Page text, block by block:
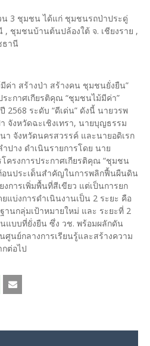
น 3 ชุมชน ได้แก่ ชุมชนรถป่าประดู่
, ชุมชนบ้านต้นปล้องใต้ จ. เชียงราย ,
ธานี
ค่า สร้างป่า สร้างคน ชุมชนยั่งยืน”
ะกาศเกียรติคุณ “ชุมชนไม้มีค่า”
2568 ระดับ “ดีเด่น” ดังนี้ นายวรพ
จังหวัดฉะเชิงเทรา, นายบุญธรรม
จังหวัดนครสวรรค์ และนายอดิเรก
ปาง ดำเนินรายการโดย นาย
ครงการประกาศเกียรติคุณ “ชุมชน
อนประเด็นสำคัญในการพลิกฟื้นผืนดิน
งการเพิ่มพื้นที่สีเขียว แต่เป็นการยก
บ่งการดำเนินงานเป็น 2 ระยะ คือ
านกลุ่มเป้าหมายใหม่ และ ระยะที่ 2
แบบที่ยั่งยืน ซึ่ง วช. พร้อมผลักดัน
นย์กลางการเรียนรู้และสร้างความ
ต่อไป